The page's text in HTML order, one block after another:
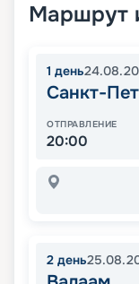
Маршрут
1 день
Санкт-
ОТПРАВЛЕНИЕ
20:00
2 день